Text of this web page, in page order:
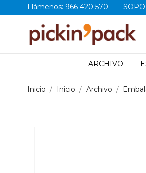
Llámenos: 966 420 570
ARCHIVO
Inicio Inicio Archivo